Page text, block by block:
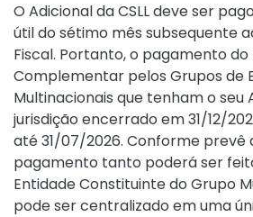
O Adicional da CSLL deve ser
útil do sétimo mês subsequente
Fiscal. Portanto, o pagamento
Complementar pelos Grupos de
Multinacionais que tenham o seu
jurisdição encerrado em 31/12/
até 31/07/2026. Conforme prevê
pagamento tanto poderá ser
Entidade Constituinte do Grupo
pode ser centralizado em uma